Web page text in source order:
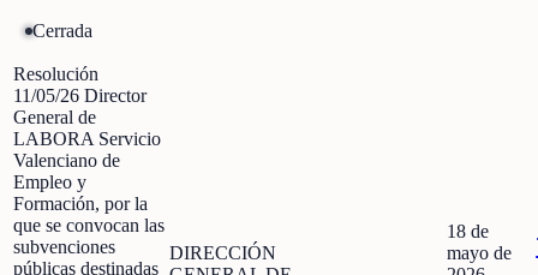
Cerrada
Resolución
11/05/26 Director
General de
LABORA Servicio
Valenciano de
Empleo y
Formación, por la
que se convocan las
subvenciones
públicas destinadas
DIRECCIÓN
18 de
mayo de